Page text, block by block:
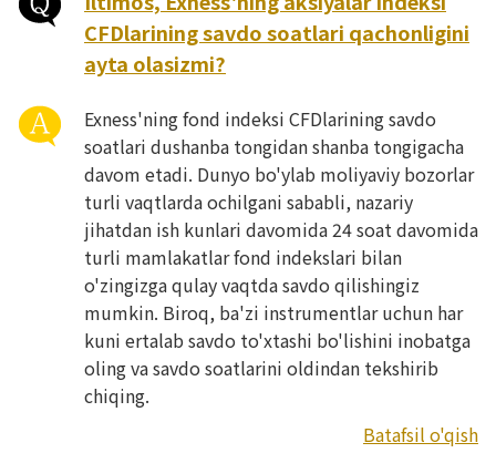
CFDlarining savdo soatlari qachonligini
ayta olasizmi?
Exness'ning fond indeksi CFDlarining savdo
soatlari dushanba tongidan shanba tongigacha
davom etadi. Dunyo bo'ylab moliyaviy bozorlar
turli vaqtlarda ochilgani sababli, nazariy
jihatdan ish kunlari davomida 24 soat davomida
turli mamlakatlar fond indekslari bilan
o'zingizga qulay vaqtda savdo qilishingiz
mumkin. Biroq, ba'zi instrumentlar uchun har
kuni ertalab savdo to'xtashi bo'lishini inobatga
oling va savdo soatlarini oldindan tekshirib
chiqing.
Batafsil o'qish